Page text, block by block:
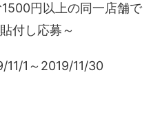
円以上の同一店舗で
付し応募～
1～2019/11/30